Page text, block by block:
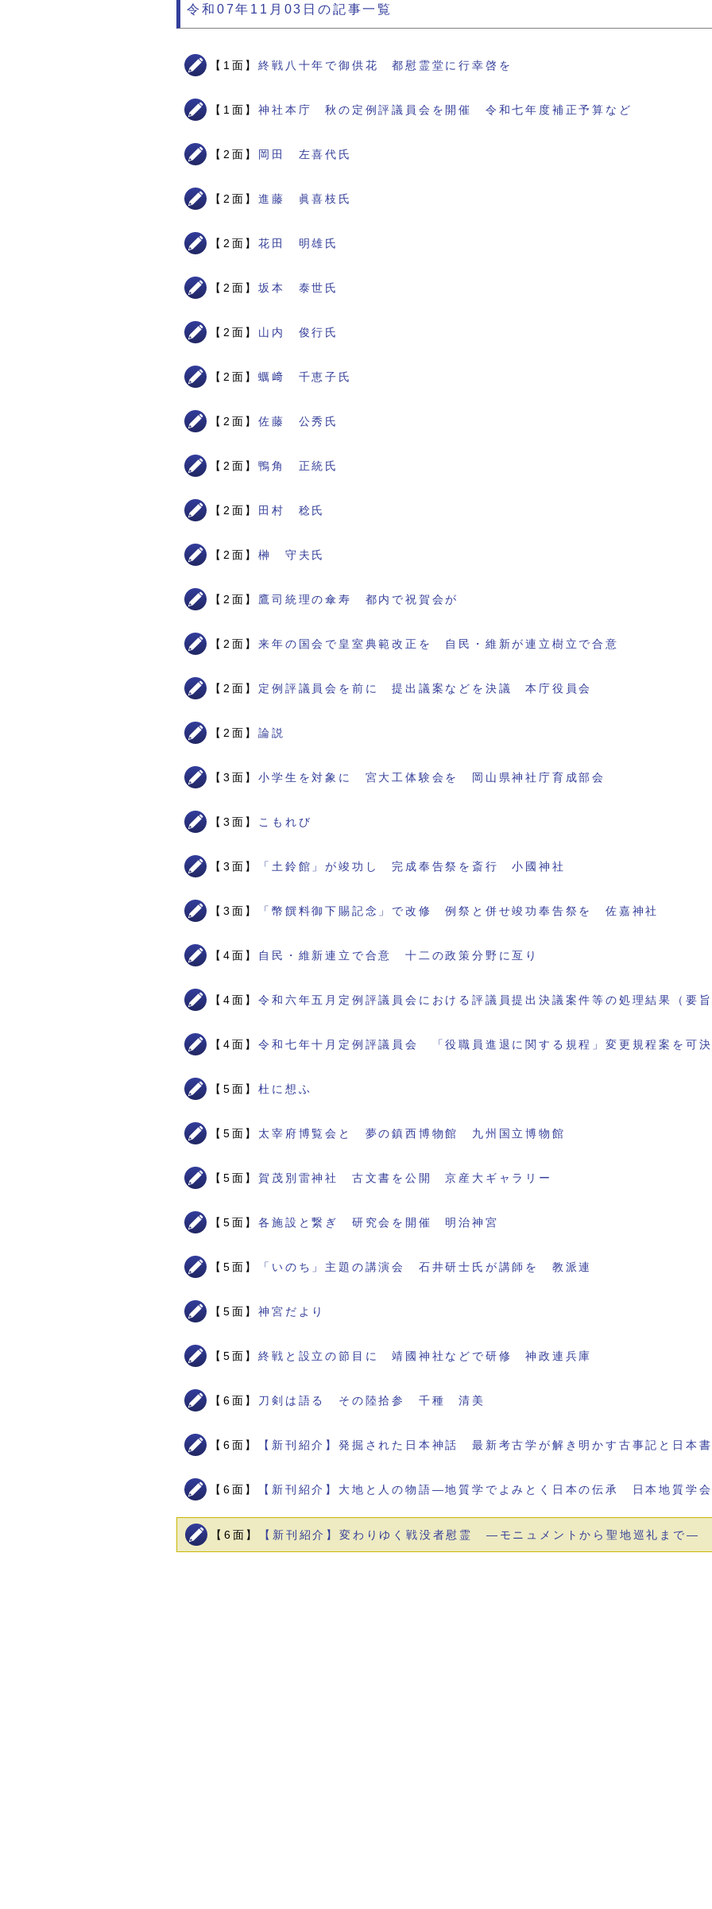
令和07年11月03日の記事一覧
【1面】終戦八十年で御供花 都慰霊堂に行幸啓を
【1面】神社本庁 秋の定例評議員会を開催 令和七年度補正予算など
【2面】 岡田 左喜代氏
【2面】進藤 眞喜枝氏
【2面】花田 明雄氏
【2面】坂本 泰世氏
【2面】 山内 俊行氏
【2面】蠣﨑 千恵子氏
【2面】佐藤 公秀氏
【2面】鴨角 正統氏
【2面】 田村 稔氏
【2面】榊 守夫氏
【2面】 鷹司統理の傘寿 都内で祝賀会が
【2面】来年の国会で皇室典範改正を 自民・維新が連立樹立で合意
【2面】 定例評議員会を前に 提出議案などを決議 本庁役員会
【2面】論説
【3面】小学生を対象に 宮大工体験会を 岡山県神社庁育成部会
【3面】 こもれび
【3面】 「土鈴館」が竣功し 完成奉告祭を斎行 小國神社
【3面】 「幣饌料御下賜記念」で改修 例祭と併せ竣功奉告祭を 佐嘉神社
【4面】 自民・維新連立で合意 十二の政策分野に亙り
【4面】令和六年五月定例評議員会における評議員提出決議案件等の処理結果（要
【4面】令和七年十月定例評議員会 「役職員進退に関する規程」変更規程案を可決
【5面】杜に想ふ
【5面】 太宰府博覧会と 夢の鎮西博物館 九州国立博物館
【5面】賀茂別雷神社 古文書を公開 京産大ギャラリー
【5面】各施設と繋ぎ 研究会を開催 明治神宮
【5面】 「いのち」主題の講演会 石井研士氏が講師を 教派連
【5面】神宮だより
【5面】終戦と設立の節目に 靖國神社などで研修 神政連兵庫
【6面】 刀剣は語る その陸拾参 千種 清美
【6面】 【新刊紹介】発掘された日本神話 最新考古学が解き明かす古事記と日本
【6面】 【新刊紹介】大地と人の物語―地質学でよみとく日本の伝承 日本地質学
【6面】 【新刊紹介】変わりゆく戦没者慰霊 ―モニュメントから聖地巡礼まで―